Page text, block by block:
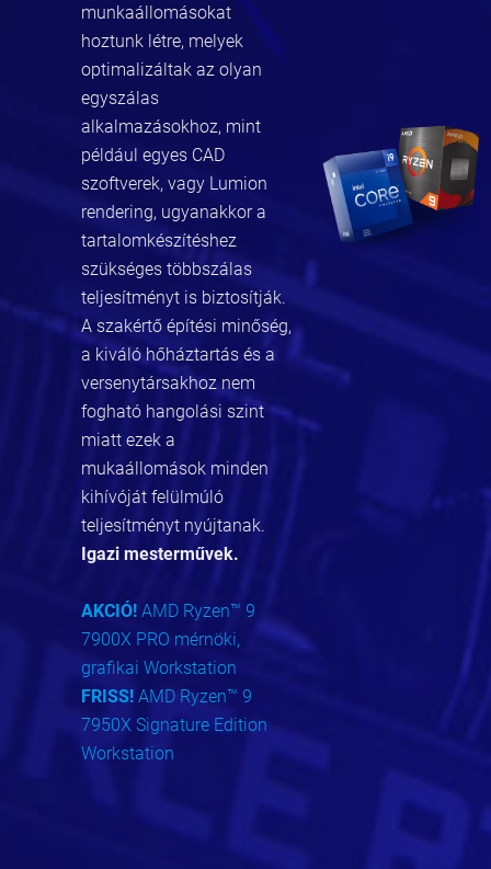
munkaállomásokat
hoztunk létre, melyek
optimalizáltak az olyan
egyszálas
alkalmazásokhoz, mint
például egyes CAD
szoftverek, vagy Lumion
rendering, ugyanakkor a
tartalomkészítéshez
szükséges többszálas
teljesítményt is biztosítják.
A szakértő építési minőség,
a kiváló hőháztartás és a
versenytársakhoz nem
fogható hangolási szint
miatt ezek a
mukaállomások minden
kihívóját felülmúló
teljesítményt nyújtanak.
Igazi mesterművek.
AKCIÓ!AMD Ryzen™ 9
7900X PRO mérnöki,
grafikai Workstation
FRISS!AMD Ryzen™ 9
7950X Signature Edition
Workstation